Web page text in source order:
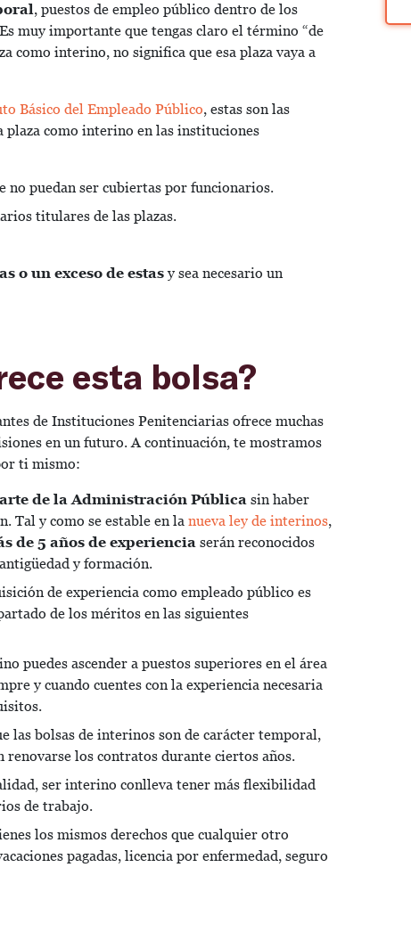
, puestos de empleo público dentro de los
muy importante que tengas claro el término “de
como interino, no significa que esa plaza vaya a
Básico del Empleado Público, estas son las
plaza como interino en las instituciones
no puedan ser cubiertas por funcionarios.
titulares de las plazas.
o un exceso de estasy sea necesario un
esta bolsa?
de Instituciones Penitenciarias ofrece muchas
en un futuro. A continuación, te mostramos
ti mismo:
de la Administración Pública sin haber
Tal y como se estable en la nueva ley de interinos,
de 5 años de experiencia serán reconocidos
y formación.
de experiencia como empleado público es
de los méritos en las siguientes
puedes ascender a puestos superiores en el área
y cuando cuentes con la experiencia necesaria
las bolsas de interinos son de carácter temporal,
renovarse los contratos durante ciertos años.
ser interino conlleva tener más flexibilidad
de trabajo.
los mismos derechos que cualquier otro
pagadas, licencia por enfermedad, seguro